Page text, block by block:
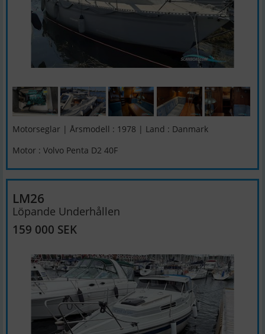
Motorseglar | Årsmodell : 1978 | Land : Danmark
Motor : Volvo Penta D2 40F
LM26
Löpande Underhållen
159 000 SEK